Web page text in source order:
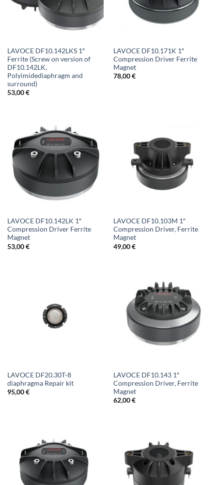
LAVOCE DF10.142LKS 1″
Ferrite (Screw on version of
DF10.142LK,
Polyimidediaphragm and
surround)
53,00€
LAVOCE DF10.171K 1″
Compression Driver Ferrite
Magnet
78,00€
LAVOCE DF10.142LK 1″
Compression Driver Ferrite
Magnet
53,00€
LAVOCE DF10.103M 1″
Compression Driver, Ferrite
Magnet
49,00€
LAVOCE DF20.30T-8
diaphragma Repair kit
95,00€
LAVOCE DF10.143 1″
Compression Driver, Ferrite
Magnet
62,00€